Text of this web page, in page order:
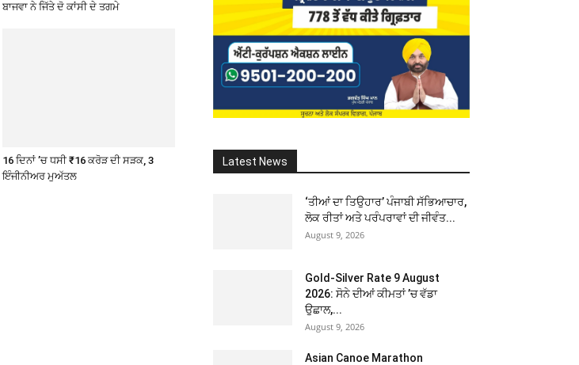
ਬਾਜਵਾ ਨੇ ਜਿੱਤੇ ਦੋ ਕਾਂਸੀ ਦੇ ਤਗਮੇ
16 ਦਿਨਾਂ ’ਚ ਧਸੀ ₹16 ਕਰੋੜ ਦੀ ਸੜਕ, 3
ਇੰਜੀਨੀਅਰ ਮੁਅੱਤਲ
Latest News
‘ਤੀਆਂ ਦਾ ਤਿਉਹਾਰ’ ਪੰਜਾਬੀ ਸੱਭਿਆਚਾਰ,
ਲੋਕ ਰੀਤਾਂ ਅਤੇ ਪਰੰਪਰਾਵਾਂ ਦੀ ਜੀਵੰਤ...
August 9, 2026
Gold-Silver Rate 9 August
2026: ਸੋਨੇ ਦੀਆਂ ਕੀਮਤਾਂ ’ਚ ਵੱਡਾ
ਉਛਾਲ,...
August 9, 2026
Asian Canoe Marathon